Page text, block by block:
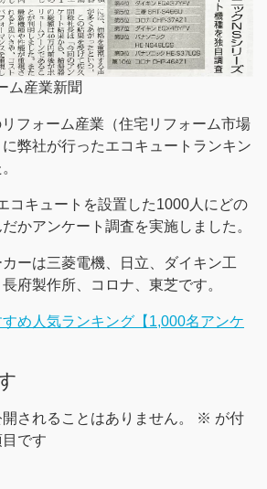
ム産業新聞
フォーム産業（住宅リフォーム市場
弊社が行ったエコキュートランキン
コキュートを設置した1000人にどの
かアンケート調査を実施しました。
ーは三菱電機、日立、ダイキン工
府製作所、コロナ、東芝です。
め人気ランキング【1,000名アンケ
されることはありません。 ※ が付
です